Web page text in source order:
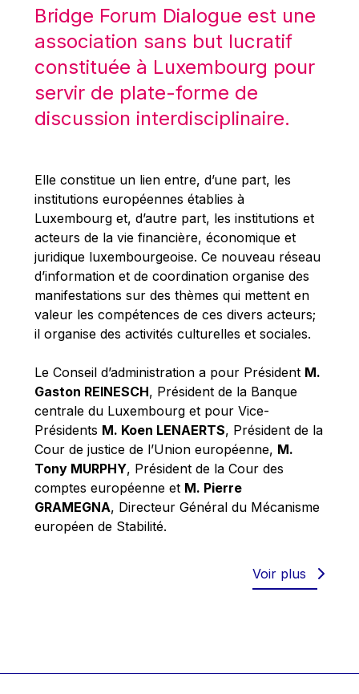
Mario Centeno
Mario Monti
Maroš ŠEFČOVIČ
Martin Bailey
Martine Reicherts
Michael Sohlman
Michel Goedert
Mireille Delmas-Marty
Nobuo Tanaka
Otmar Issing
Paolo Mengozzi
Paschal Donohoe
Pat Cox
Patrizia Nanz
Philippe Maystadt
Pierre Gramegna
Richard Pelly
Robert Goebbels
Robert REYNDERS
Timothy Radcliffe
Bridge Forum Dialogue est une
association sans but lucratif
constituée à Luxembourg pour
servir de plate-forme de
discussion interdisciplinaire.
Elle constitue un lien entre, d’une part, les
institutions européennes établies à
Luxembourg et, d’autre part, les institutions et
acteurs de la vie financière, économique et
juridique luxembourgeoise. Ce nouveau réseau
d’information et de coordination organise des
manifestations sur des thèmes qui mettent en
valeur les compétences de ces divers acteurs;
il organise des activités culturelles et sociales.
Le Conseil d’administration a pour Président M.
Gaston REINESCH, Président de la Banque
centrale du Luxembourg et pour Vice-
Présidents M. Koen LENAERTS, Président de la
Cour de justice de l’Union européenne, M.
Tony MURPHY, Président de la Cour des
comptes européenne et M. Pierre
GRAMEGNA, Directeur Général du Mécanisme
européen de Stabilité.
Voir plus